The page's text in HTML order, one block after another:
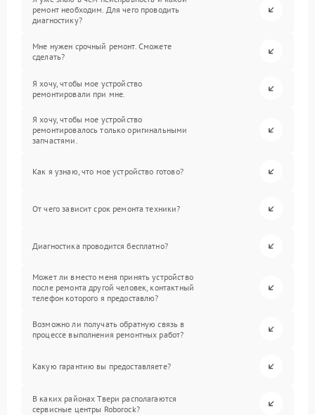
ремонт необходим. Для чего проводить
диагностику?
Мне нужен срочный ремонт. Сможете
сделать?
Я хочу, чтобы мое устройство
ремонтировали при мне.
Я хочу, чтобы мое устройство
ремонтировалось только оригинальными
запчастями.
Как я узнаю, что мое устройство готово?
От чего зависит срок ремонта техники?
Диагностика проводится бесплатно?
Может ли вместо меня принять устройство
после ремонта другой человек, контактный
телефон которого я предоставлю?
Возможно ли получать обратную связь в
процессе выполнения ремонтных работ?
Какую гарантию вы предоставляете?
В каких районах Твери располагаются
сервисные центры Roborock?